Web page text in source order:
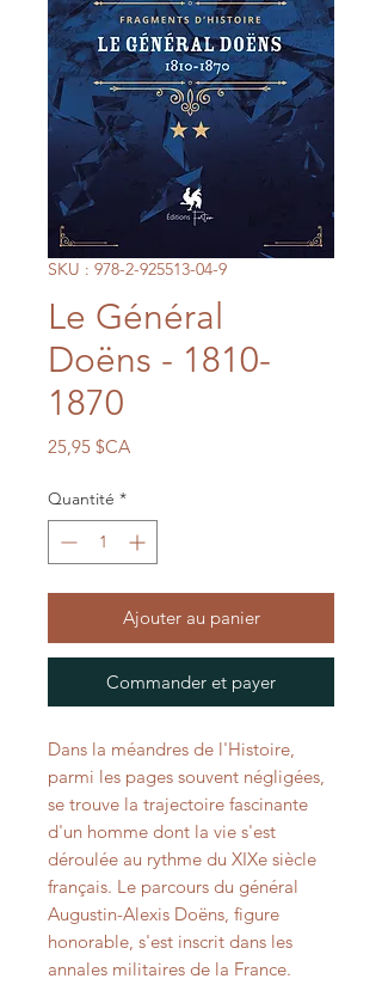
SKU : 978-2-925513-04-9
Le Général
Doëns - 1810-
1870
25,95 $CAPrix
Quantité *
Ajouter au panier
Commander et payer
Dans la méandres de l'Histoire,
parmi les pages souvent négligées,
se trouve la trajectoire fascinante
d'un homme dont la vie s'est
déroulée au rythme du XIXe siècle
français. Le parcours du général
Augustin-Alexis Doëns, figure
honorable, s'est inscrit dans les
annales militaires de la France.